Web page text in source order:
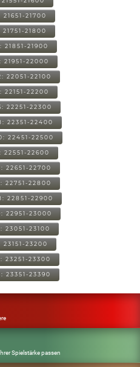
21651-21700
21751-21800
21851-21900
21951-22000
22051-22100
22151-22200
22251-22300
22351-22400
22451-22500
22551-22600
22651-22700
22751-22800
22851-22900
22951-23000
23051-23100
23151-23200
23251-23300
23351-23390
Spielstärke passen